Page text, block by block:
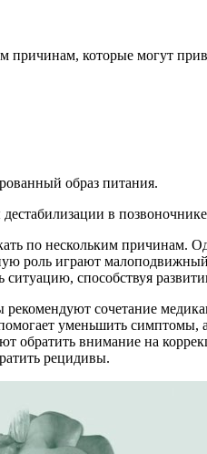
которые могут
образ питания.
в
по нескольким причинам.
роль играют
способствуя
сочетание
уменьшить
обратить внимание на
рецидивы.